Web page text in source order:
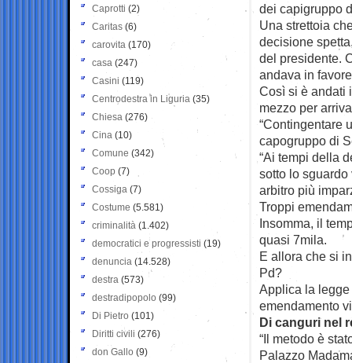
dei capigruppo
Una strettoia
decisione
del presidente.
andava in
Così si è andati
mezzo per
“Contingentare
capogruppo di
“Ai tempi della
sotto lo
arbitro più
Troppi
Insomma, il
quasi 7mila.
E allora che si
Pd?
Applica la
emendamento
Di canguri nel
“Il metodo è
Palazzo
Caprotti (2)
Caritas (6)
carovita (170)
casa (247)
Casini (119)
Centrodestra in Liguria (35)
Chiesa (276)
Cina (10)
Comune (342)
Coop (7)
Cossiga (7)
Costume (5.581)
criminalità (1.402)
democratici e progressisti (19)
denuncia (14.528)
destra (573)
destradipopolo (99)
Di Pietro (101)
Diritti civili (276)
don Gallo (9)